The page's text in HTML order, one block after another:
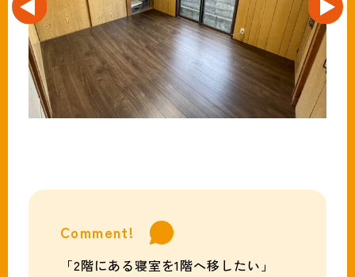
Comment!
「2階にある寝室を1階へ移したい」